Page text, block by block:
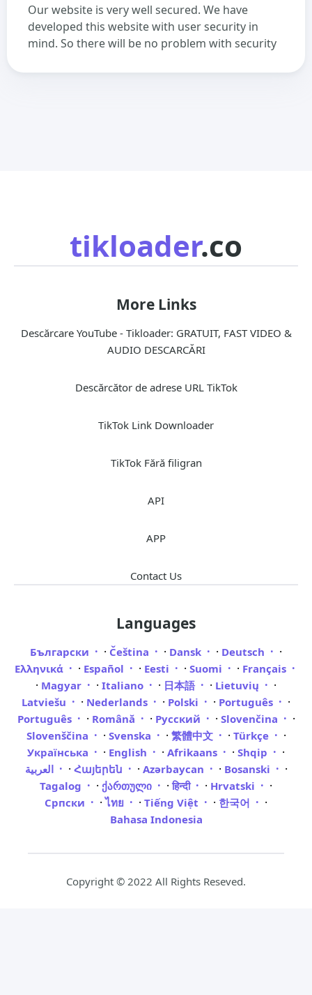
Our website is very well secured. We have
developed this website with user security in
mind. So there will be no problem with security
tikloader.co
More Links
Descărcare YouTube - Tikloader: GRATUIT, FAST VIDEO &
AUDIO DESCARCĂRI
Descărcător de adrese URL TikTok
TikTok Link Downloader
TikTok Fără filigran
API
APP
Contact Us
Languages
Български · Čeština · Dansk · Deutsch ·
Ελληνικά · Español · Eesti · Suomi · Français
· Magyar · Italiano · 日本語 · Lietuvių ·
Latviešu · Nederlands · Polski · Português ·
Português · Română · Русский · Slovenčina ·
Slovenščina · Svenska · 繁體中文 · Türkçe ·
Українська · English · Afrikaans · Shqip ·
العربية · Հայերեն · Azərbaycan · Bosanski ·
Tagalog · ქართული · हिन्दी · Hrvatski ·
Српски ·ไทย · Tiếng Việt · 한국어 ·
Bahasa Indonesia
Copyright © 2022 All Rights Reseved.